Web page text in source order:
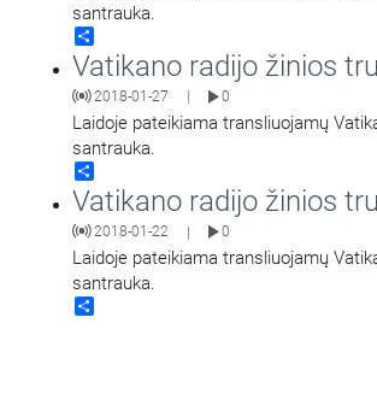
santrauka.
Vatikano radijo žinios
2018-01-27 0
Laidoje pateikiama transliuojamų
santrauka.
Vatikano radijo žinios
2018-01-22 | 0
Laidoje pateikiama transliuojamų
santrauka.